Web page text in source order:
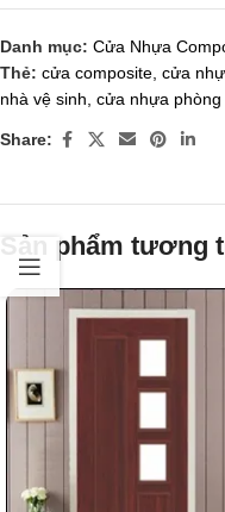
Danh mục: Cửa Nhựa
Thẻ: cửa composite cửa
nhà vệ sinh cửa nhựa phòng
Share:
Sản phẩm tương